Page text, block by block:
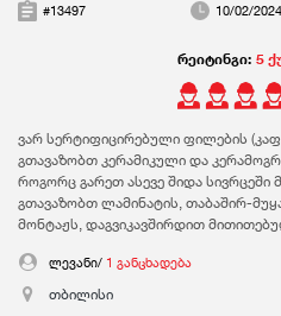
#13497 10/02/
რეიტინგი: 5
ვარ სერტიფიცირებული ფილების
გთავაზობთ კერამიკული და
როგორც გარეთ ასევე შიდა სივრცეში
გთავაზობთ ლამინატის, თაბაშირ-
მონტაჟს, დაგვიკავშირდით
ლევანი/ 1 განცხადება
თბილისი